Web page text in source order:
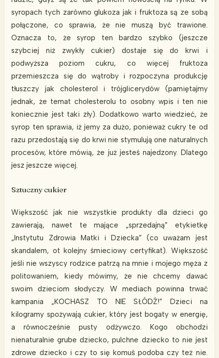
syropach tych zarówno glukoza jak i fruktoza są ze sobą
połączone, co sprawia, że nie muszą być trawione.
Oznacza to, że syrop ten bardzo szybko (jeszcze
szybciej niż zwykły cukier) dostaje się do krwi i
podwyższa poziom cukru, co więcej fruktoza
przemieszcza się do wątroby i rozpoczyna produkcję
tłuszczy jak cholesterol i trójglicerydów (pamiętajmy
jednak, że temat cholesterolu to osobny wpis i ten nie
koniecznie jest taki zły). Dodatkowo warto wiedzieć, że
syrop ten sprawia, iż jemy za dużo, ponieważ cukry te od
razu przedostają się do krwi nie stymulują one naturalnych
procesów, które mówią, że już jesteś najedzony. Dlatego
jesz jeszcze więcej.
Sztuczny cukier
Większość jak nie wszystkie produkty dla dzieci go
zawierają, nawet te mające „sprzedajną” etykietkę
„Instytutu Zdrowia Matki i Dziecka” (co uważam jest
skandalem, ot kolejny śmieciowy certyfikat). Większość
jeśli nie wszyscy rodzice patrzą na mnie i mojego męża z
politowaniem, kiedy mówimy, że nie chcemy dawać
swoim dzieciom słodyczy. W mediach powinna trwać
kampania „KOCHASZ TO NIE SŁÓDŹ!” Dzieci na
kilogramy spożywają cukier, który jest bogaty w energię,
a równocześnie pusty odżywczo. Kogo obchodzi
nienaturalnie grube dziecko, pulchne dziecko to nie jest
zdrowe dziecko i czy to się komuś podoba czy też nie.